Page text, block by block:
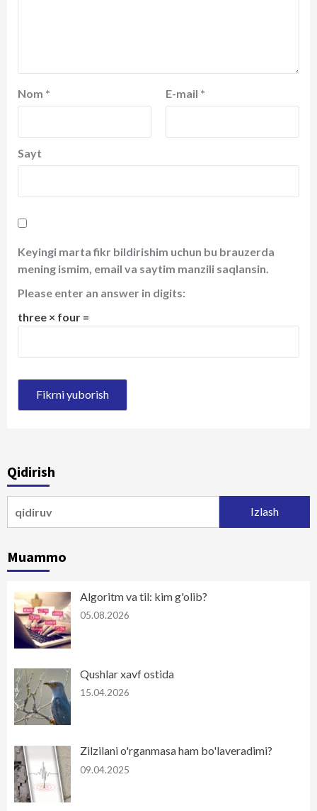
Nom * E-mail *
Sayt
Keyingi marta fikr bildirishim uchun bu brauzerda
mening ismim, email va saytim manzili saqlansin.
Please enter an answer in digits:
three × four =
Qidirish
Muammo
Algoritm va til: kim g'olib?
05.08.2026
Qushlar xavf ostida
15.04.2026
Zilzilani o'rganmasa ham bo'laveradimi?
09.04.2025